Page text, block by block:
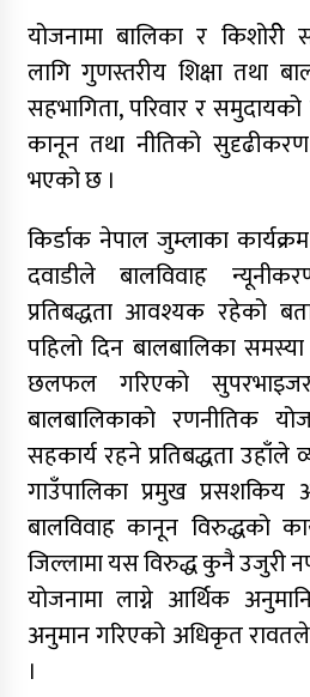
डाेल्पाकाे
दुर्घटना, एकको मृत्यु
योजनामा बालिका र
लागि गुणस्तरीय शिक्षा तथा
सहभागिता, परिवार र
कानून तथा नीतिको
भएको छ ।
किर्डाक नेपाल जुम्लाका
दवाडीले बालविवाह
प्रतिबद्धता आवश्यक रहेको
पहिलो दिन बालबालिका
छलफल गरिएको
बालबालिकाको रणनीतिक
सहकार्य रहने प्रतिबद्धता उहाँले
गाउँपालिका प्रमुख
बालविवाह कानून विरुद्धको
जिल्लामा यस विरुद्ध कुनै उजुरी
योजनामा लाग्ने आर्थिक
अनुमान गरिएको अधिकृत
।